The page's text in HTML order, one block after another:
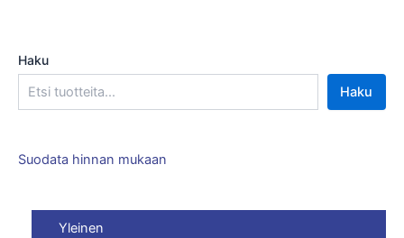
Haku
Haku
Suodata hinnan mukaan
Yleinen